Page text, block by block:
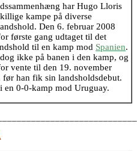
har Hugo Lloris
kampe på diverse
Den 6. februar 2008
første gang udtaget til det
til en kamp mod Spanien.
ikke på banen i den kamp, og
vente til den 19. november
før han fik sin landsholdsdebut.
en 0-0-kamp mod Uruguay.